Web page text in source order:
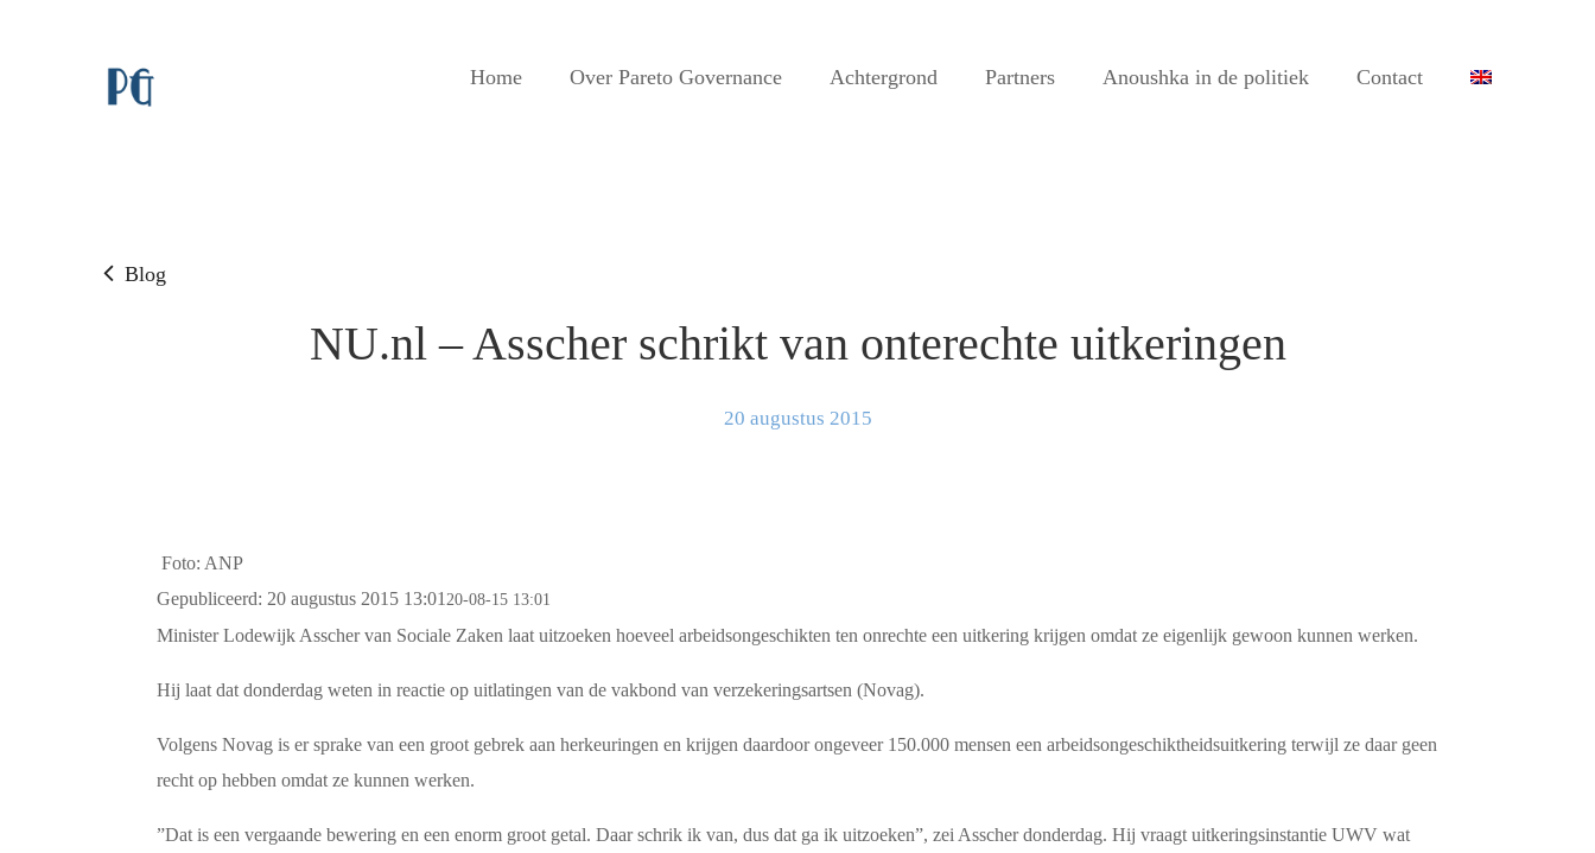
Home Over Pareto Governance Achtergrond Partners Anoushka in de politiek Contact
Blog
NU.nl – Asscher schrikt van onterechte uitkeringen
20 augustus 2015
Foto: ANP
Gepubliceerd: 20 augustus 2015 13:01 20-08-15 13:01
Minister Lodewijk Asscher van Sociale Zaken laat uitzoeken hoeveel arbeidsongeschikten ten onrechte een uitkering krijgen omdat ze eigenlijk gewoon kunnen werken.
Hij laat dat donderdag weten in reactie op uitlatingen van de vakbond van verzekeringsartsen (Novag).
Volgens Novag is er sprake van een groot gebrek aan herkeuringen en krijgen daardoor ongeveer 150.000 mensen een arbeidsongeschiktheidsuitkering terwijl ze daar geen
recht op hebben omdat ze kunnen werken.
”Dat is een vergaande bewering en een enorm groot getal. Daar schrik ik van, dus dat ga ik uitzoeken”, zei Asscher donderdag. Hij vraagt uitkeringsinstantie UWV wat